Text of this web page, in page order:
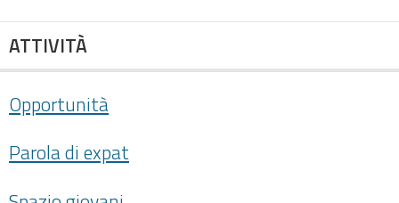
ATTIVITÀ
Opportunità
Parola di expat